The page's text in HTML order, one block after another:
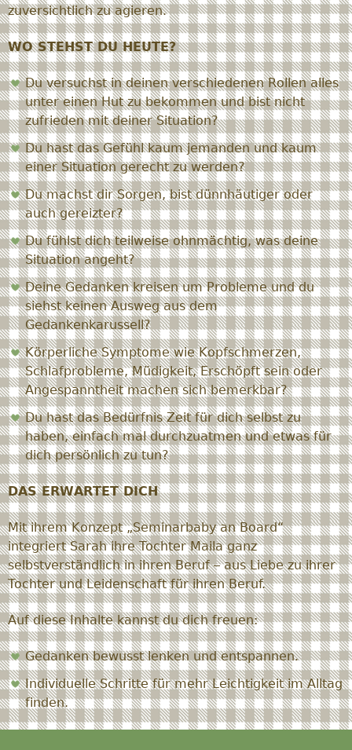
zuversichtlich zu agieren.
WO STEHST DU HEUTE?
Du versuchst in deinen verschiedenen Rollen alles
unter einen Hut zu bekommen und bist nicht
zufrieden mit deiner Situation?
Du hast das Gefühl kaum jemanden und kaum
einer Situation gerecht zu werden?
Du machst dir Sorgen, bist dünnhäutiger oder
auch gereizter?
Du fühlst dich teilweise ohnmächtig, was deine
Situation angeht?
Deine Gedanken kreisen um Probleme und du
siehst keinen Ausweg aus dem
Gedankenkarussell?
Körperliche Symptome wie Kopfschmerzen,
Schlafprobleme, Müdigkeit, Erschöpft sein oder
Angespanntheit machen sich bemerkbar?
Du hast das Bedürfnis Zeit für dich selbst zu
haben, einfach mal durchzuatmen und etwas für
dich persönlich zu tun?
DAS ERWARTET DICH
Mit ihrem Konzept „Seminarbaby an Board“
integriert Sarah ihre Tochter Maila ganz
selbstverständlich in ihren Beruf – aus Liebe zu ihrer
Tochter und Leidenschaft für ihren Beruf.
​Auf diese Inhalte kannst du dich freuen:
Gedanken bewusst lenken und entspannen.
Individuelle Schritte für mehr Leichtigkeit im Alltag
finden.